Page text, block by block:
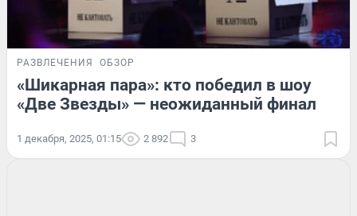
РАЗВЛЕЧЕНИЯ ОБЗОР
«Шикарная пара»: кто победил в шоу
«Две Звезды» — неожиданный финал
1 декабря, 2025, 01:15 2 892 3